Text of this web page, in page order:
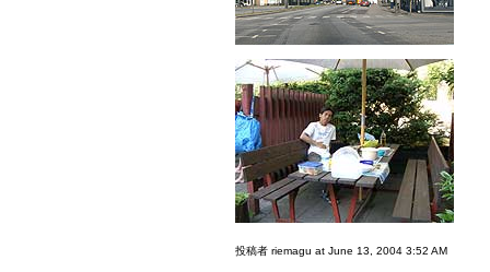
投稿者 riemagu at June 13, 2004 3:52 AM